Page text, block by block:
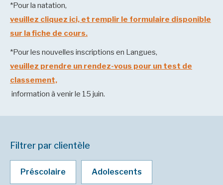
*Pour la natation,
veuillez cliquez ici, et remplir le formulaire disponible
sur la fiche de cours.
*Pour les nouvelles inscriptions en Langues,
veuillez prendre un rendez-vous pour un test de
classement,
information à venir le 15 juin.
Filtrer par clientèle
Préscolaire Adolescents